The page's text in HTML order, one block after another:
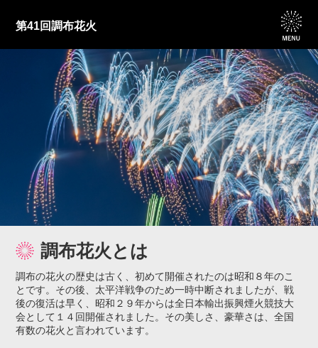
第41回調布花火
調布花火とは
調布の花火の歴史は古く、初めて開催されたのは昭和８年のこ
とです。その後、太平洋戦争のため一時中断されましたが、戦
後の復活は早く、昭和２９年からは全日本輸出振興煙火競技大
会として１４回開催されました。その美しさ、豪華さは、全国
有数の花火と言われています。